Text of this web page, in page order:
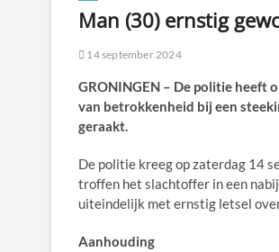
Man (30) ernstig
14 september 2024
GRONINGEN – De politie heeft
van betrokkenheid bij een
geraakt.
De politie kreeg op zaterdag 14
troffen het slachtoffer in een
uiteindelijk met ernstig letsel
Aanhouding